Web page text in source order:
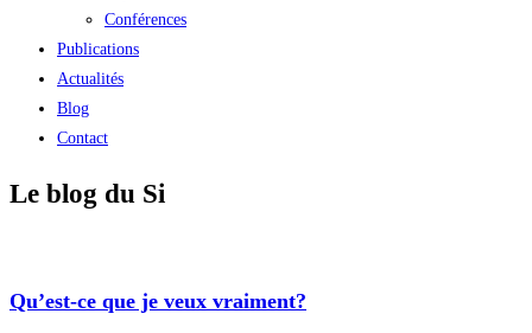
Conférences
Publications
Actualités
Blog
Contact
Le blog du Si
Qu’est-ce que je veux vraiment?